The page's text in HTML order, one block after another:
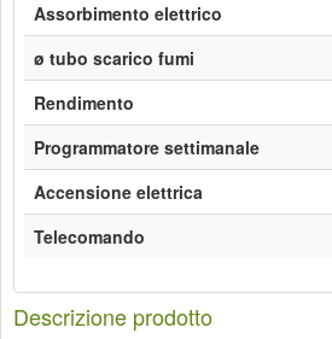
Assorbimento elettrico
ø tubo scarico fumi
Rendimento
Programmatore settimanale
Accensione elettrica
Telecomando
Descrizione prodotto